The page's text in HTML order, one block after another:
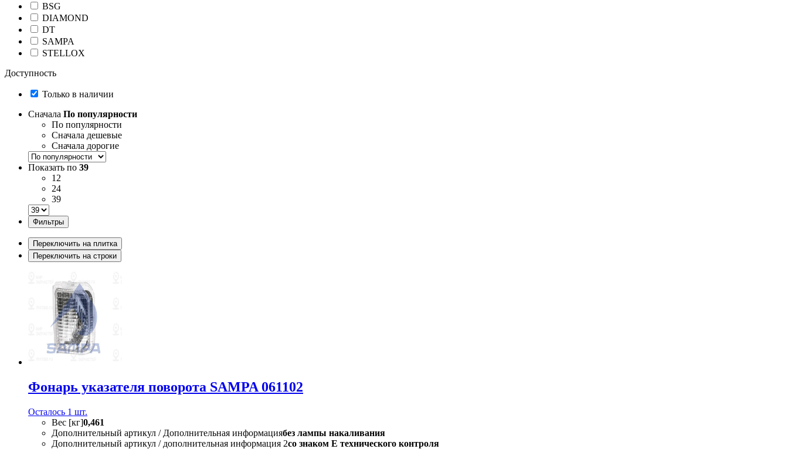
BSG
DIAMOND
DT
SAMPA
STELLOX
Доступность
Только в наличии
Сначала По популярности
По популярности
Сначала дешевые
Сначала дорогие
Показать по 39
12
24
39
Фильтры
Переключить на плитка
Переключить на строки
Фонарь указателя поворота SAMPA 061102
Осталось 1 шт.
Вес [кг]0,461
Дополнительный артикул / Дополнительная информациябез лампы накаливания
Дополнительный артикул / дополнительная информация 2со знаком Е технического контроля